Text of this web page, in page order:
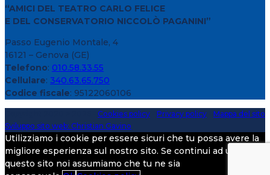
“AMICI DEL TEATRO CARLO FELICE
E DEL CONSERVATORIO NICCOLÒ PAGANINI”
Passo Eugenio Montale, 4
16121 – Genova (GE)
Telefono: 010.58.33.55
Cellulare: 340.63.65.750
Codice fiscale: 95122060106
Cookies policy Privacy policy
Mappa del sito
Sviluppo sito web: Christian Gavino
Utilizziamo i cookie per essere sicuri che tu possa avere la
migliore esperienza sul nostro sito. Se continui ad utilizzare
questo sito noi assumiamo che tu ne sia